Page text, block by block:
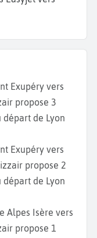
Exupéry vers
propose 3
de Lyon
Exupéry vers
propose 2
de Lyon
Alpes Isère vers
propose 1